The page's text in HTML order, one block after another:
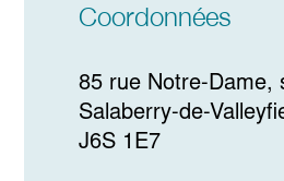
Coordonnées
85 rue Notre-Dame,
Salaberry-de-
J6S 1E7